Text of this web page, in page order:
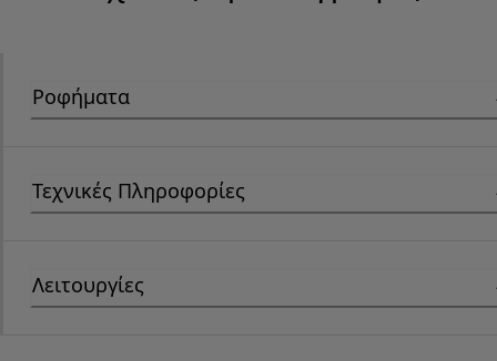
Ροφήματα
Τεχνικές Πληροφορίες
Λειτουργίες